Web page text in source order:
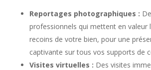
Reportages photographiques :
professionnels qui mettent en valeur
recoins de votre bien, pour une
captivante sur tous vos supports de
Visites virtuelles : Des visites